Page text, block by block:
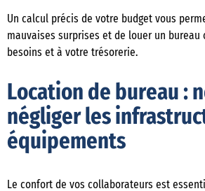
Un calcul précis de votre budget vous
mauvaises surprises et de louer un bureau
besoins et à votre trésorerie.
Location de bureau :
négliger les
équipements
Le confort de vos collaborateurs est